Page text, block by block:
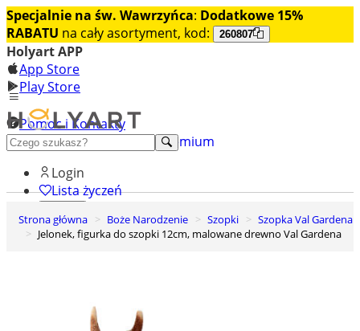
Specjalnie na św. Wawrzyńca: Dodatkowe 15%
RABATU na cały asortyment, kod: 260807
Holyart APP
App Store
Play Store
Pomoc i Kontakty
+48 222 922 860
Odkryj premium
Login
Lista życzeń
0
Koszyk
Strona główna Boże Narodzenie Szopki
Szopka Val Gardena
Jelonek, figurka do szopki 12cm, malowane drewno Val Gardena